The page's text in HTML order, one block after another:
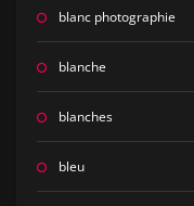
blanc photographie
blanche
blanches
bleu